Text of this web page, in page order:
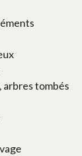
arbres tombés